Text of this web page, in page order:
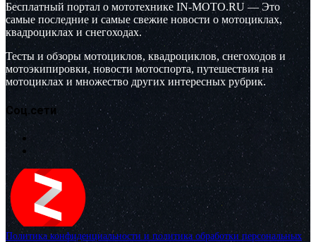
Бесплатный портал о мототехнике IN-MOTO.RU — Это
самые последние и самые свежие новости о мотоциклах,
квадроциклах и снегоходах.
Тесты и обзоры мотоциклов, квадроциклов, снегоходов и
мотоэкипировки, новости мотоспорта, путешествия на
мотоциклах и множество других интересных рубрик.
Соц.сети
Политика конфиденциальности и политика обработки персональных